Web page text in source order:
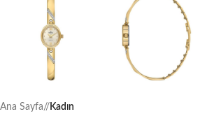
Ana Sayfa/ Kadın